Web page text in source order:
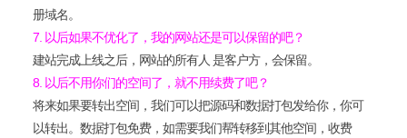
册域名。
7. 以后如果不优化了，我的网站还是可以保留的吧？
建站完成上线之后，网站的所有人 是客户方，会保留。
8. 以后不用你们的空间了，就不用续费了吧？
将来如果要转出空间，我们可以把源码和数据打包发给你，你可
以转出。数据打包免费，如需要我们帮转移到其他空间，收费